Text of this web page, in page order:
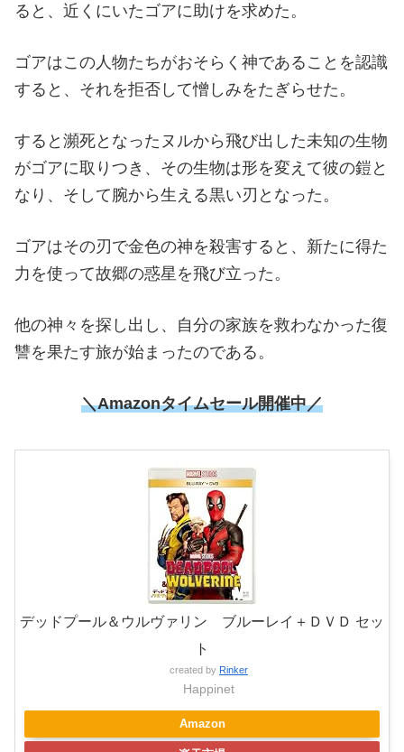
ると、近くにいたゴアに助けを求めた。
ゴアはこの人物たちがおそらく神であることを認識
すると、それを拒否して憎しみをたぎらせた。
すると瀕死となったヌルから飛び出した未知の生物
がゴアに取りつき、その生物は形を変えて彼の鎧と
なり、そして腕から生える黒い刃となった。
ゴアはその刃で金色の神を殺害すると、新たに得た
力を使って故郷の惑星を飛び立った。
他の神々を探し出し、自分の家族を救わなかった復
讐を果たす旅が始まったのである。
＼Amazonタイムセール開催中／
デッドプール＆ウルヴァリン ブルーレイ＋ＤＶＤ セッ
ト
created by Rinker
Happinet
Amazon